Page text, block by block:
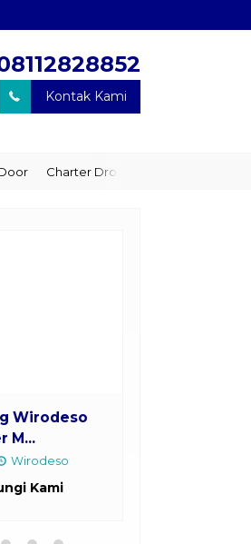
Kontak Kami
Charter Drop Off
Wirodeso
M...
Wirodeso
Kami